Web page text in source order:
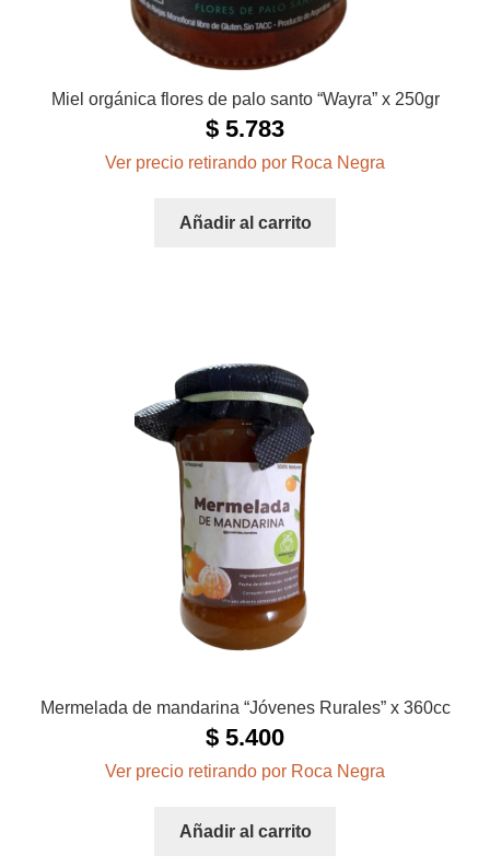
Miel orgánica flores de palo santo “Wayra” x 250gr
$ 5.783
Ver precio retirando por Roca Negra
Añadir al carrito
Mermelada de mandarina “Jóvenes Rurales” x 360cc
$ 5.400
Ver precio retirando por Roca Negra
Añadir al carrito